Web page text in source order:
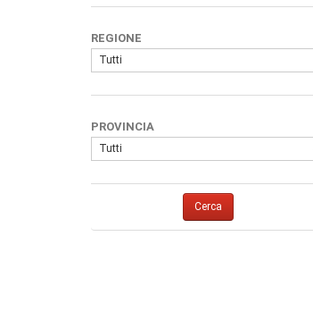
REGIONE
Tutti
PROVINCIA
Tutti
Cerca